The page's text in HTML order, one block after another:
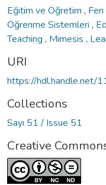
Eğitim ve Öğretim ,
Öğrenme Sistemleri ,
Teaching , Mimesis ,
URI
https://hdl.handle.net/
Collections
Sayı 51 / Issue 51
Creative